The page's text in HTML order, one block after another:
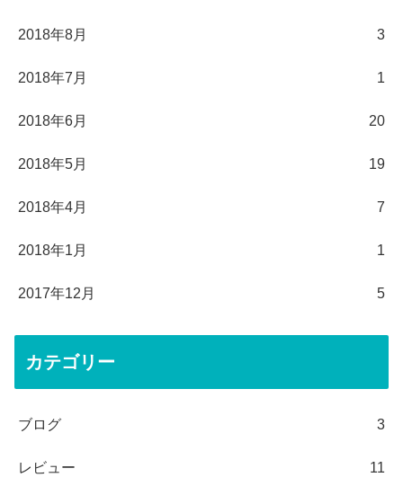
2018年8月 3
2018年7月 1
2018年6月 20
2018年5月 19
2018年4月 7
2018年1月 1
2017年12月 5
カテゴリー
ブログ 3
レビュー 11